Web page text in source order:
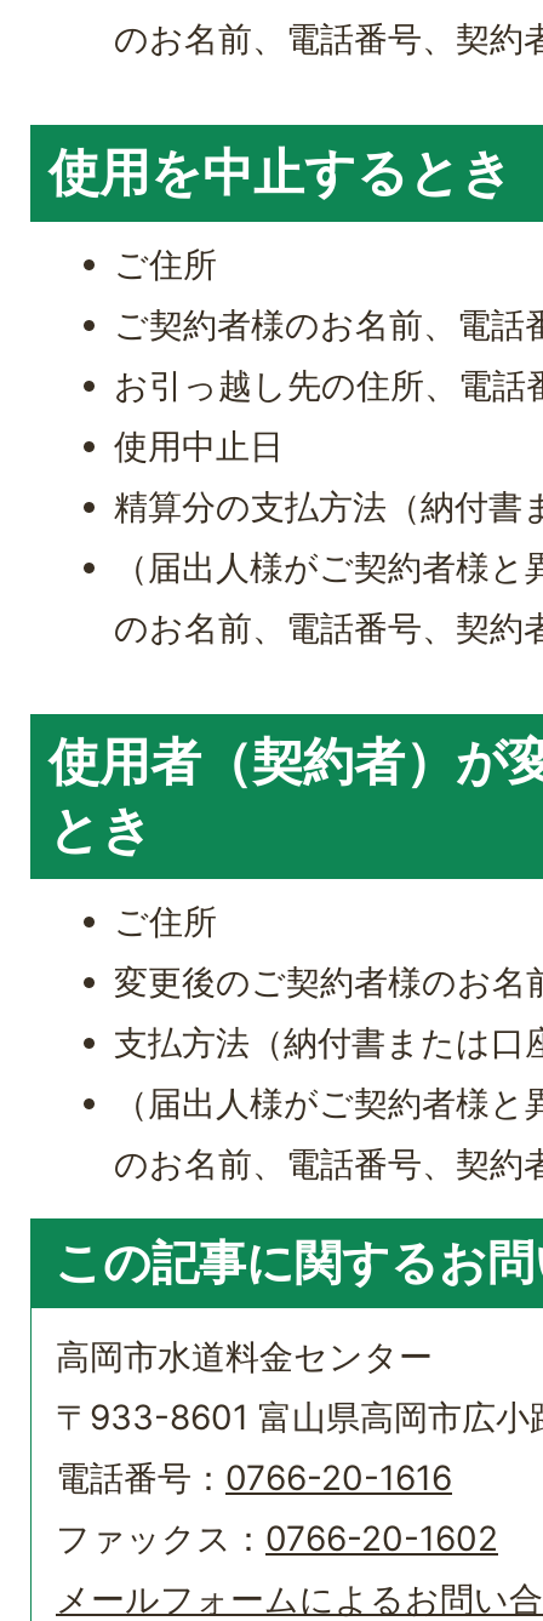
のお名前、電話番号、契約
使用を中止するとき
ご住所
ご契約者様のお名前、電話
お引っ越し先の住所、電話
使用中止日
精算分の支払方法（納付書
（届出人様がご契約者様
のお名前、電話番号、契約
使用者（契約者）が
とき
ご住所
変更後のご契約者様のお名
支払方法（納付書または口
（届出人様がご契約者様
のお名前、電話番号、契約
この記事に関するお
高岡市水道料金センター
〒933-8601 富山県高岡市広
電話番号： 0766-20-1616
ファックス： 0766-20-1602
メールフォームによるお問い